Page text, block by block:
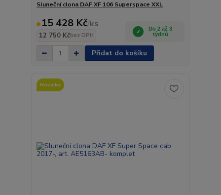
Sluneční clona DAF XF 106 Superspace XXL
15 428 Kč/ks
12 750 Kčbez DPH
Do 2 až 3
týdnů
Přidat do košíku
Novinka